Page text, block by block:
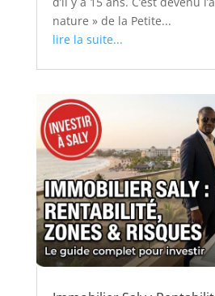
nature » de la Petite...
lire la suite...